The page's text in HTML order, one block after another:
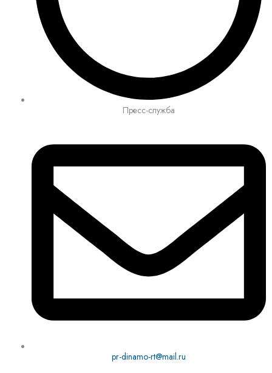
Пресс-служба
pr-dinamo-rt@mail.ru